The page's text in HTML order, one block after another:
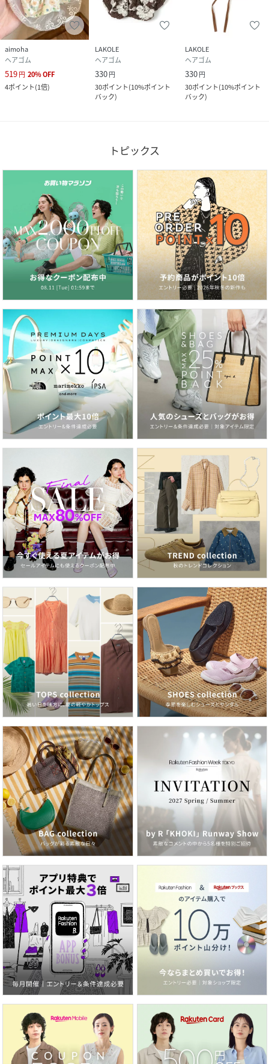
aimoha
ヘアゴム
519円 20%OFF
4ポイント(1倍)
LAKOLE
ヘアゴム
330円
30ポイント(10%ポイント
バック)
LAKOLE
ヘアゴム
330円
30ポイント(10%ポイント
バック)
トピックス